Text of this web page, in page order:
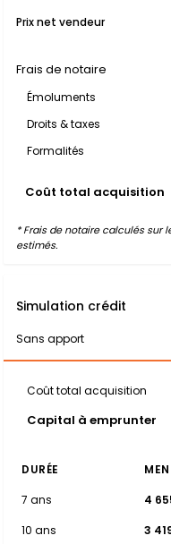
Prix net vendeur
Frais de notaire
Émoluments
Droits & taxes
Formalités
Coût total acquisition
* Frais de notaire calculés sur
estimés.
Simulation crédit
Sans apport
Coût total acquisition
Capital à emprunter
DURÉE
7 ans
4
10 ans
3